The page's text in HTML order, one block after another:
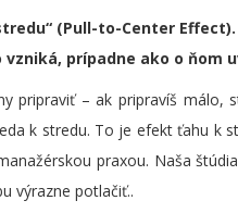
(Pull-to-Center
prípadne ako o ňom
– ak pripravíš málo,
k stredu. To je efekt ťahu
praxou. Naša
výrazne potlačiť..